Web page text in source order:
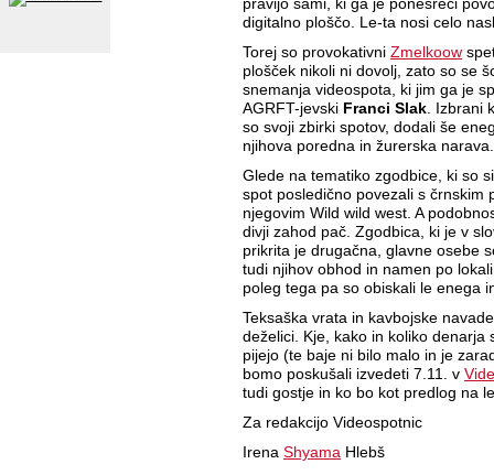
pravijo sami, ki ga je ponesreči
digitalno ploščo. Le-ta nosi celo
Torej so provokativni Zmelkoow
plošček nikoli ni dovolj, zato so se
snemanja videospota, ki jim ga je
AGRFT-jevski Franci Slak. Izbrani
so svoji zbirki spotov, dodali še
njihova poredna in žurerska narava.
Glede na tematiko zgodbice, ki so
spot posledično povezali s črnskim
njegovim Wild wild west. A
divji zahod pač. Zgodbica, ki je v
prikrita je drugačna, glavne osebe
tudi njihov obhod in namen po
poleg tega pa so obiskali le enega
Teksaška vrata in kavbojske
deželici. Kje, kako in koliko denarja
pijejo (te baje ni bilo malo in je
bomo poskušali izvedeti 7.11. v
tudi gostje in ko bo kot predlog na
Za redakcijo Videospotnic
Irena Shyama Hlebš